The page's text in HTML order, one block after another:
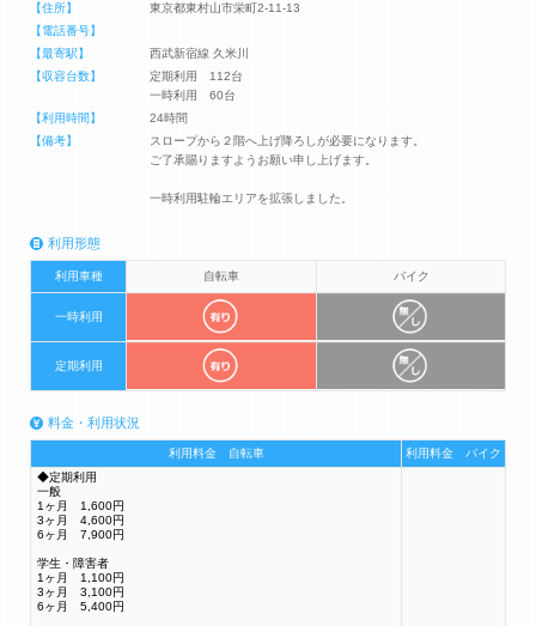
【住所】
東京都東村山市栄町2-11-13
【電話番号】
【最寄駅】
西武新宿線 久米川
【収容台数】
定期利用 112台
一時利用 60台
【利用時間】
24時間
【備考】
スロープから２階へ上げ降ろしが必要になります。
ご了承賜りますようお願い申し上げます。
一時利用駐輪エリアを拡張しました。
利用形態
利用車種 自転車 バイク
一時利用
定期利用
料金・利用状況
利用料金 自転車
利用料金 バイク
◆定期利用
一般
1ヶ月 1,600円
3ヶ月 4,600円
6ヶ月 7,900円
学生・障害者
1ヶ月 1,100円
3ヶ月 3,100円
6ヶ月 5,400円